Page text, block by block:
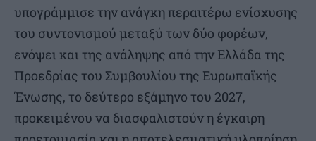
υπογράμμισε την ανάγκη περαιτέρω ενίσχυσης
του συντονισμού μεταξύ των δύο φορέων,
ενόψει και της ανάληψης από την Ελλάδα της
Προεδρίας του Συμβουλίου της Ευρωπαϊκής
Ένωσης, το δεύτερο εξάμηνο του 2027,
προκειμένου να διασφαλιστούν η έγκαιρη